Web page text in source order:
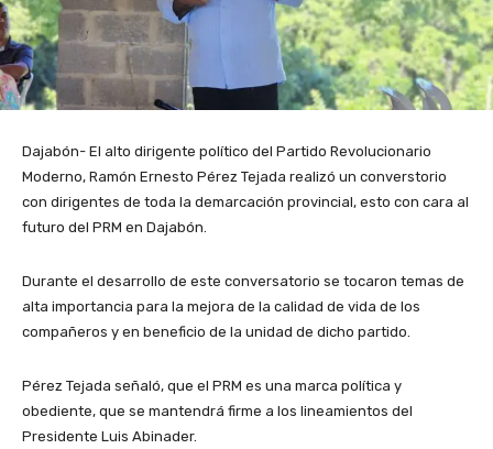
Dajabón- El alto dirigente político del Partido Revolucionario
Moderno, Ramón Ernesto Pérez Tejada realizó un converstorio
con dirigentes de toda la demarcación provincial, esto con cara al
futuro del PRM en Dajabón.
Durante el desarrollo de este conversatorio se tocaron temas de
alta importancia para la mejora de la calidad de vida de los
compañeros y en beneficio de la unidad de dicho partido.
Pérez Tejada señaló, que el PRM es una marca política y
obediente, que se mantendrá firme a los lineamientos del
Presidente Luis Abinader.